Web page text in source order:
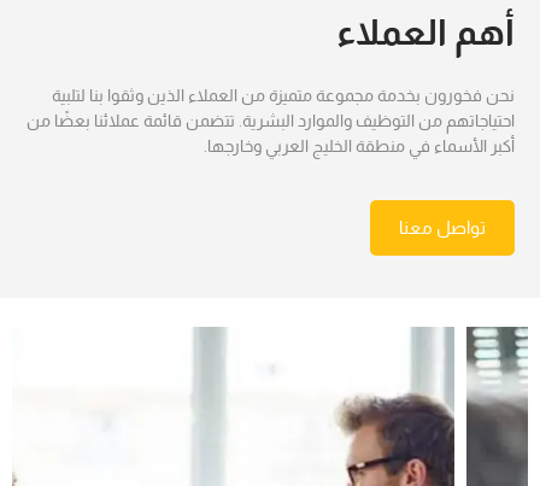
أهم العملاء
نحن فخورون بخدمة مجموعة متميزة من العملاء الذين وثقوا بنا لتلبية
احتياجاتهم من التوظيف والموارد البشرية. تتضمن قائمة عملائنا بعضًا من
أكبر الأسماء في منطقة الخليج العربي وخارجها.
تواصل معنا